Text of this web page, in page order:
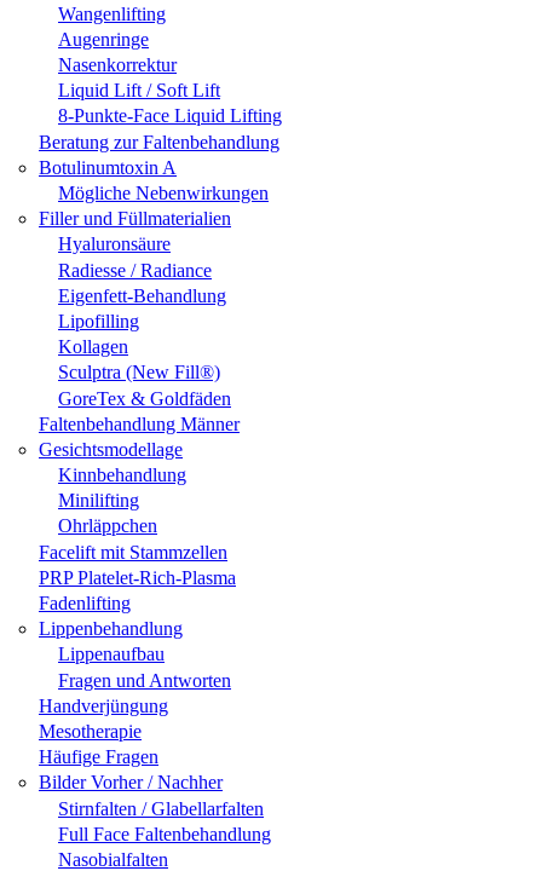
Wangenlifting
Augenringe
Nasenkorrektur
Liquid Lift / Soft Lift
8-Punkte-Face Liquid Lifting
Beratung zur Faltenbehandlung
Botulinumtoxin A
Mögliche Nebenwirkungen
Filler und Füllmaterialien
Hyaluronsäure
Radiesse / Radiance
Eigenfett-Behandlung
Lipofilling
Kollagen
Sculptra (New Fill®)
GoreTex & Goldfäden
Faltenbehandlung Männer
Gesichtsmodellage
Kinnbehandlung
Minilifting
Ohrläppchen
Facelift mit Stammzellen
PRP Platelet-Rich-Plasma
Fadenlifting
Lippenbehandlung
Lippenaufbau
Fragen und Antworten
Handverjüngung
Mesotherapie
Häufige Fragen
Bilder Vorher / Nachher
Stirnfalten / Glabellarfalten
Full Face Faltenbehandlung
Nasobialfalten